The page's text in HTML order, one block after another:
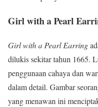
Girl with a Pearl
Girl with a Pearl Earring
dilukis sekitar tahun 1665.
penggunaan cahaya dan
dalam detail. Gambar
yang menawan ini